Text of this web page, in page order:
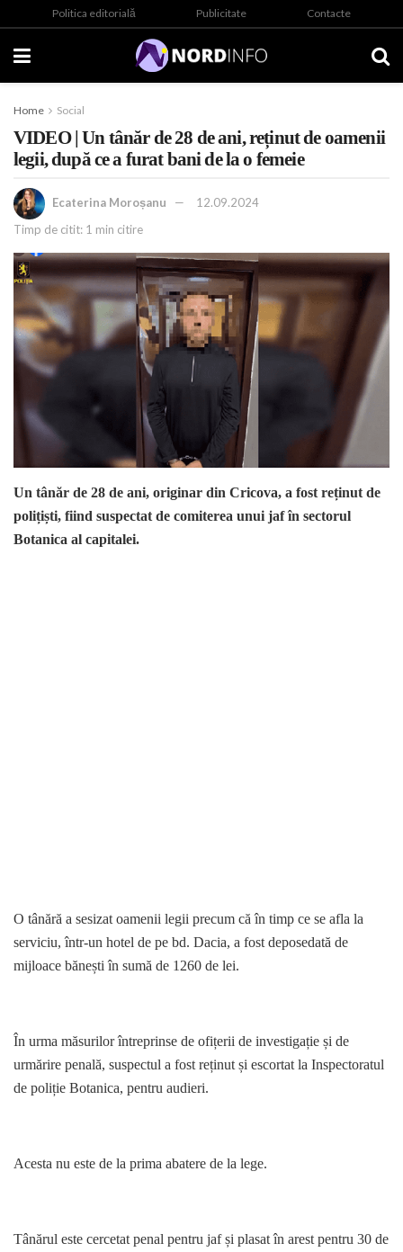
Politica editorială Publicitate Contacte
Home Social
VIDEO | Un tânăr de 28 de ani, reținut de oamenii
legii, după ce a furat bani de la o femeie
Ecaterina Moroșanu
12.09.2024
Timp de citit: 1 min citire
Un tânăr de 28 de ani, originar din Cricova, a fost reținut de
polițiști, fiind suspectat de comiterea unui jaf în sectorul
Botanica al capitalei.
O tânără a sesizat oamenii legii precum că în timp ce se afla la
serviciu, într-un hotel de pe bd. Dacia, a fost deposedată de
mijloace bănești în sumă de 1260 de lei.
În urma măsurilor întreprinse de ofițerii de investigație și de
urmărire penală, suspectul a fost reținut și escortat la Inspectoratul
de poliție Botanica, pentru audieri.
Acesta nu este de la prima abatere de la lege.
Tânărul este cercetat penal pentru jaf și plasat în arest pentru 30 de